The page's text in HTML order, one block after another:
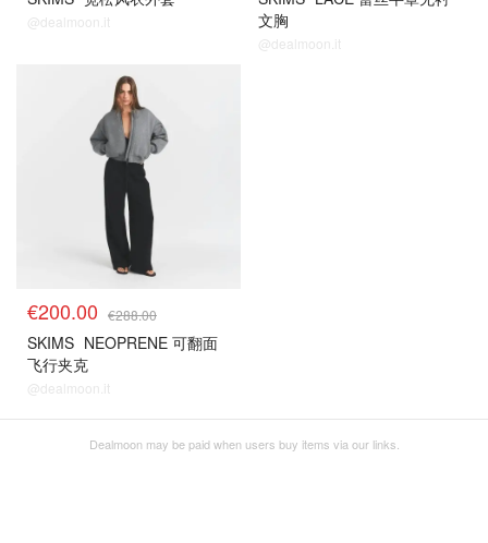
@dealmoon.it
文胸
@dealmoon.it
€200.00 €288.00
SKIMS NEOPRENE 可翻面
飞行夹克
@dealmoon.it
Dealmoon may be paid when users buy items via our links.